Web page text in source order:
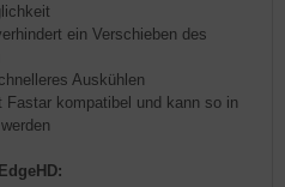
ein Verschieben des
Auskühlen
kompatibel und kann so in